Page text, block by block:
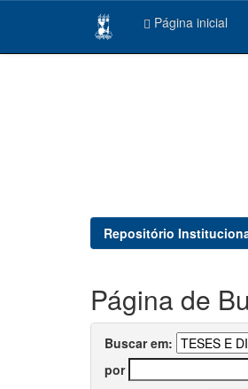
Página inicial
Repositório
Página de
Buscar em:
por